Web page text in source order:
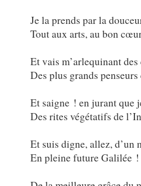
Je la prends par la
Tout aux arts, au bon
Et vais m’arlequinant
Des plus grands
Et saigne ! en jurant que
Des rites végétatifs de
Et suis digne, allez, d’un
En pleine future Galilée !